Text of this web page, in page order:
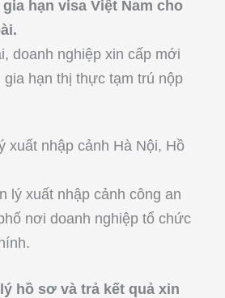
hạn visa Việt Nam cho
doanh nghiệp xin cấp mới
gia hạn thị thực tạm trú nộp
xuất nhập cảnh Hà Nội, Hồ
lý xuất nhập cảnh công an
nơi doanh nghiệp tổ chức
hồ sơ và trả kết quả xin